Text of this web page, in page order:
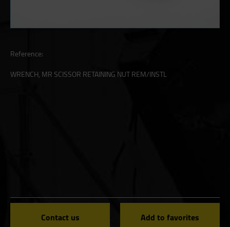
Reference:
WRENCH, MR SCISSOR RETAINING NUT REM/INSTL
Contact us Add to favorites